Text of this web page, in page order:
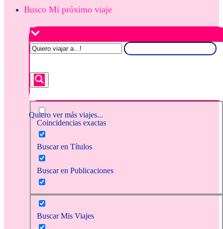
Busco Mi próximo viaje
Quiero ver más viajes...
Coincidencias exactas
Buscar en Títulos
Buscar en Publicaciones
Buscar Mis Viajes